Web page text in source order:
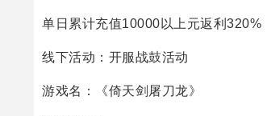
单日累计充值10000以上元返利320%
线下活动：开服战鼓活动
游戏名：《倚天剑屠刀龙》